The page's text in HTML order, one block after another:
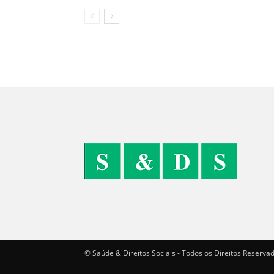
© Saúde & Direitos Sociais - Todos os Direitos